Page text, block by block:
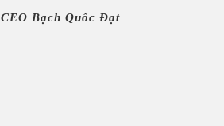
CEO Bạch Quốc Đạt